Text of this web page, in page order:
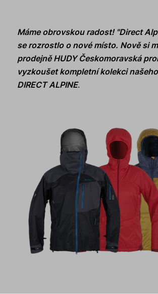
Máme obrovskou radost! "Direct
se rozrostlo o nové místo. Nově si
prodejně HUDY Českomoravská
vyzkoušet kompletní kolekci
DIRECT ALPINE.